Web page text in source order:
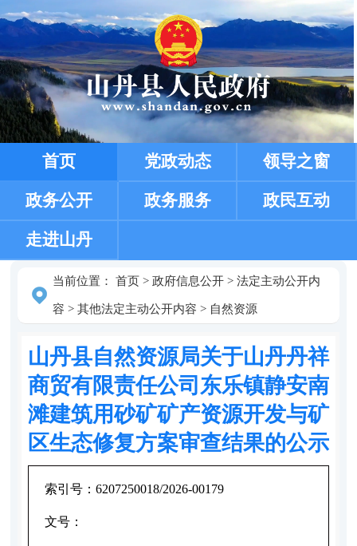
首页 党政动态 领导之窗
政务公开 政务服务 政民互动
走进山丹
当前位置： 首页> 政府信息公开> 法定主动公开内
容 > 其他法定主动公开内容 > 自然资源
山丹县自然资源局关于山丹丹祥
商贸有限责任公司东乐镇静安南
滩建筑用砂矿矿产资源开发与矿
区生态修复方案审查结果的公示
索引号： 6207250018/2026-00179
文号：